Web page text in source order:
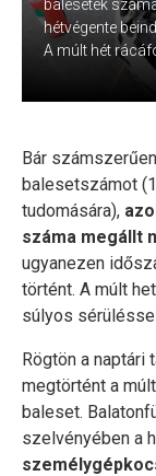
balesetek
hétvégente
A múlt hét
Bár
balesetszámot
tudomására),
száma megállt
ugyanezen
történt. A múlt
súlyos
Rögtön a naptári
megtörtént a
baleset.
szelvényében a